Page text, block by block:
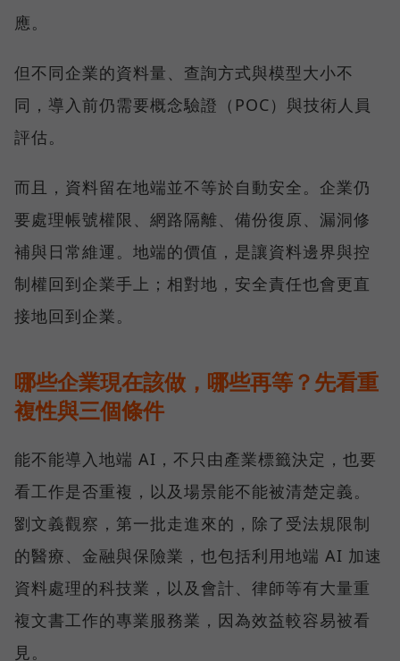
應。
但不同企業的資料量、查詢方式與模型大小不
同，導入前仍需要概念驗證（POC）與技術人員
評估。
而且，資料留在地端並不等於自動安全。企業仍
要處理帳號權限、網路隔離、備份復原、漏洞修
補與日常維運。地端的價值，是讓資料邊界與控
制權回到企業手上；相對地，安全責任也會更直
接地回到企業。
哪些企業現在該做，哪些再等？先看重
複性與三個條件
能不能導入地端 AI，不只由產業標籤決定，也要
看工作是否重複，以及場景能不能被清楚定義。
劉文義觀察，第一批走進來的，除了受法規限制
的醫療、金融與保險業，也包括利用地端 AI 加速
資料處理的科技業，以及會計、律師等有大量重
複文書工作的專業服務業，因為效益較容易被看
見。